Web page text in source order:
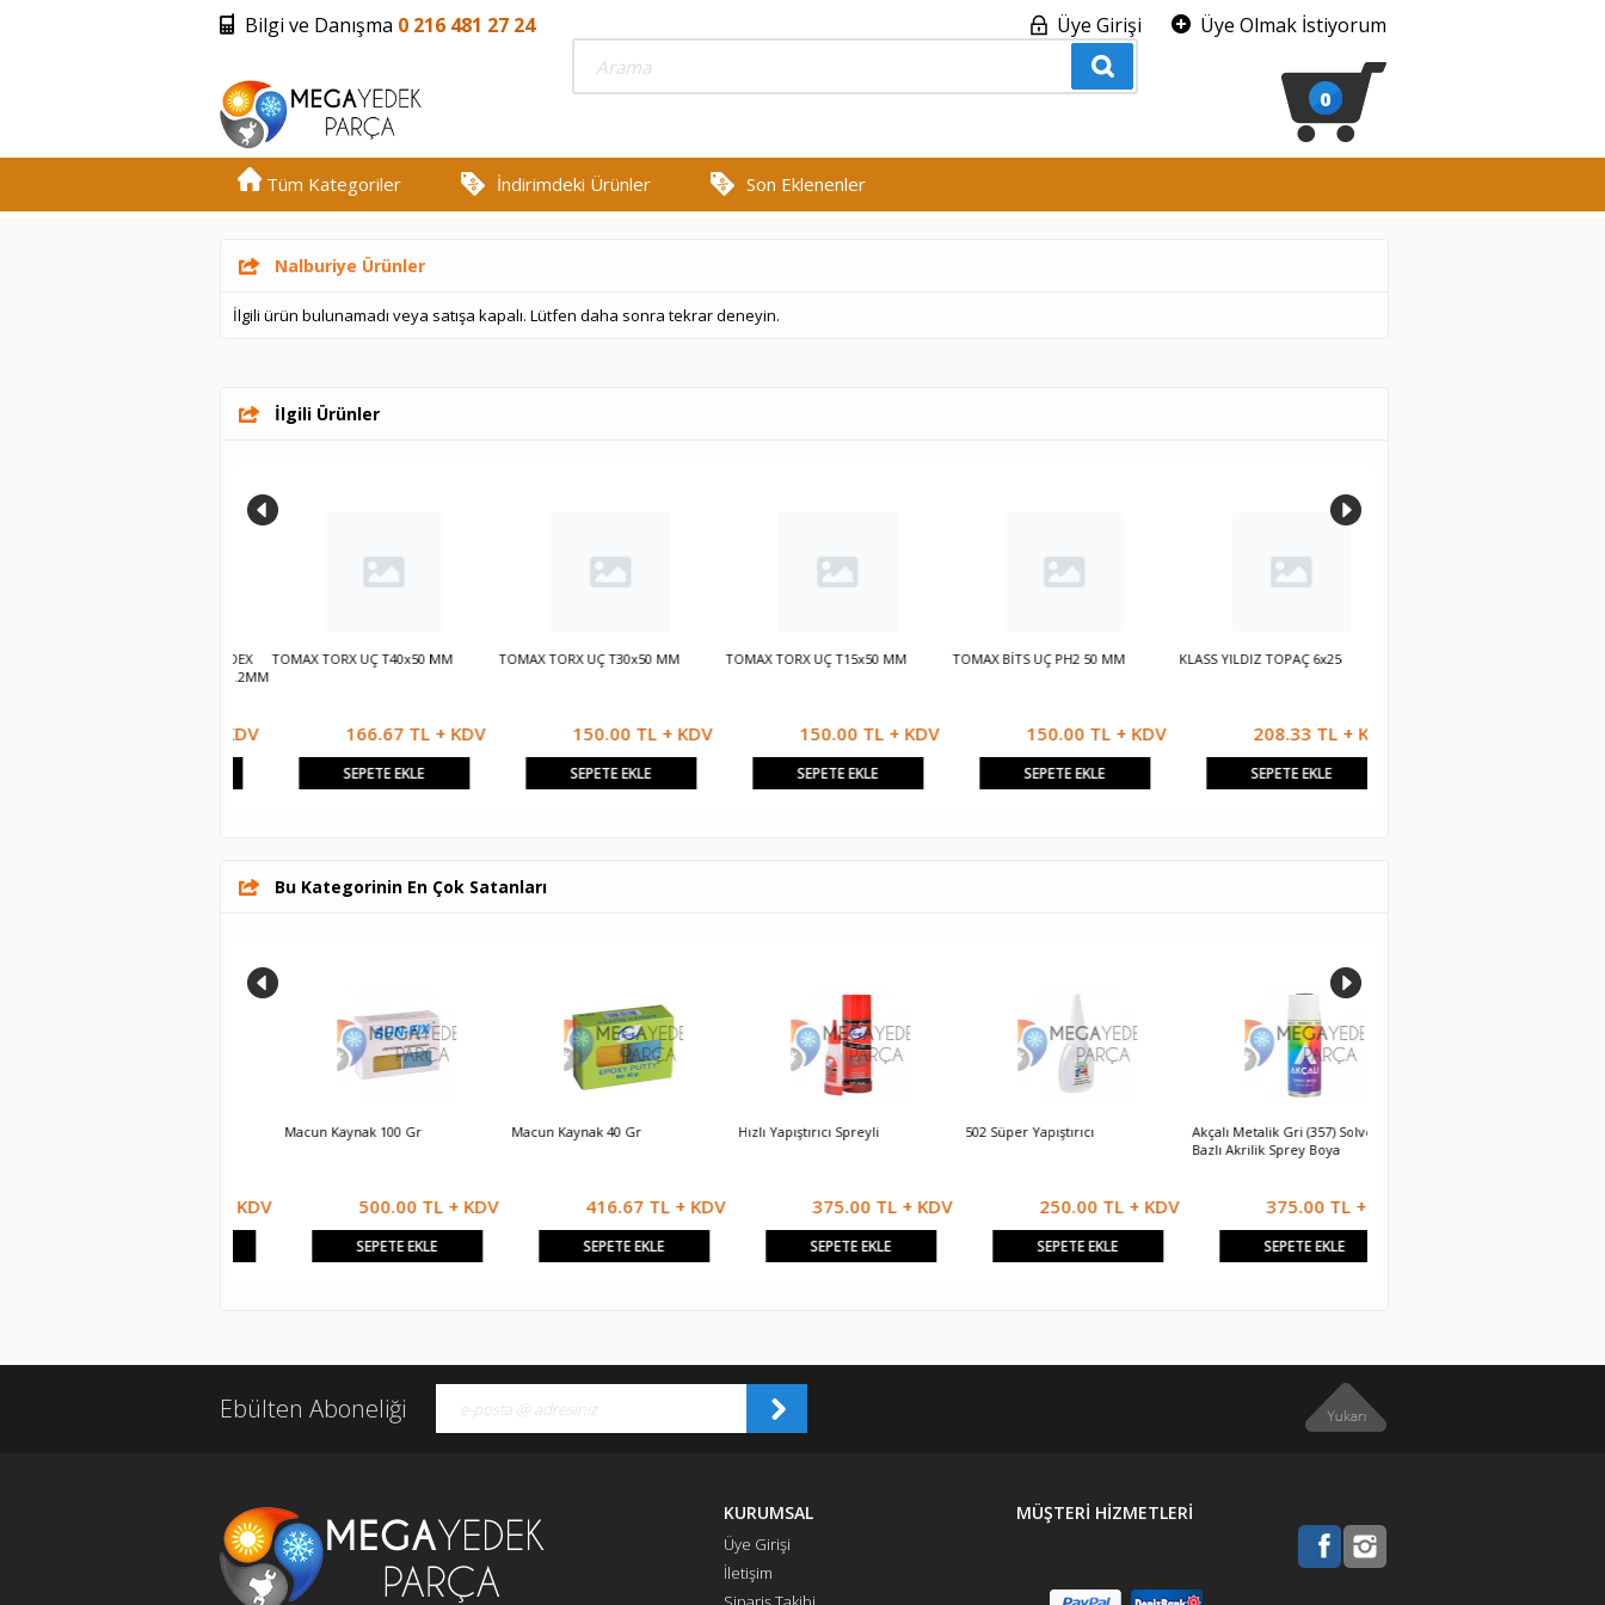
Bilgi ve Danışma 0 216 481 27 24 Üye Girişi Üye Olmak İstiyorum
0
Tüm Kategoriler İndirimdeki Ürünler Son Eklenenler
Nalburiye Ürünler
İlgili ürün bulunamadı veya satışa kapalı. Lütfen daha sonra tekrar deneyin.
İlgili Ürünler
TOMAX TORX UÇ T40x50 MM
166.67 TL + KDV
SEPETE EKLE
TOMAX TORX UÇ T30x50 MM
150.00 TL + KDV
SEPETE EKLE
TOMAX TORX UÇ T15x50 MM
150.00 TL + KDV
SEPETE EKLE
TOMAX BİTS UÇ PH2 50 MM
150.00 TL + KDV
SEPETE EKLE
KLASS YILDIZ TOPAÇ 6x25
208.33 TL + KDV
SEPETE EKLE
Bu Kategorinin En Çok Satanları
Macun Kaynak 100 Gr
500.00 TL + KDV
SEPETE EKLE
Macun Kaynak 40 Gr
416.67 TL + KDV
SEPETE EKLE
Hızlı Yapıştırıcı Spreyli
375.00 TL + KDV
SEPETE EKLE
502 Süper Yapıştırıcı
250.00 TL + KDV
SEPETE EKLE
Akçalı Metalik Gri (357) Solvent
Bazlı Akrilik Sprey Boya
375.00 TL + KDV
SEPETE EKLE
Alüminyum Folyo Bant 48x25
Ebülten Aboneliği
KURUMSAL
Üye Girişi
İletişim
MÜŞTERİ HİZMETLERİ